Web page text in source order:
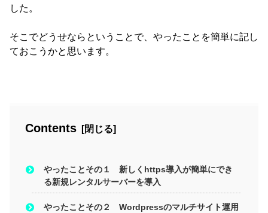
した。
そこでどうせならということで、やったことを簡単に記し
ておこうかと思います。
Contents
やったことその１ 新しくhttps導入が簡単にでき
る新規レンタルサーバーを導入
やったことその２ Wordpressのマルチサイト運用